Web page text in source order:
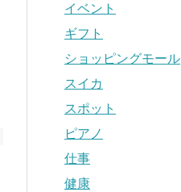
イベント
ギフト
ショッピングモール
スイカ
スポット
ピアノ
仕事
健康